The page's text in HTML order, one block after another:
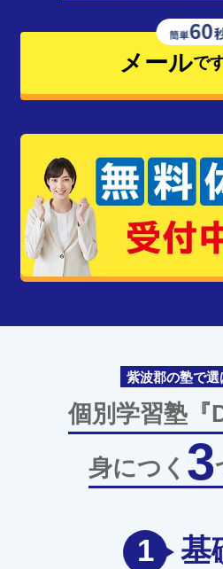
メールで
紫波郡の塾で選
個別学習塾『
身につく 3
1 基